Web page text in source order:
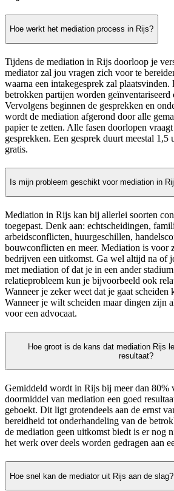
Hoe werkt het mediation process in Rijs?
Tijdens de mediation in Rijs doorloop je
mediator zal jou vragen zich voor te
waarna een intakegesprek zal
betrokken partijen worden geïnventariseerd
Vervolgens beginnen de gesprekken en
wordt de mediation afgerond door alle
papier te zetten. Alle fasen doorlopen
gesprekken. Een gesprek duurt meestal 1,5
gratis.
Is mijn probleem geschikt voor mediation in
Mediation in Rijs kan bij allerlei soorten
toegepast. Denk aan: echtscheidingen,
arbeidsconflicten, huurgeschillen,
bouwconflicten en meer. Mediation is voor
bedrijven een uitkomst. Ga wel altijd na of
met mediation of dat je in een ander
relatieprobleem kun je bijvoorbeeld ook
Wanneer je zeker weet dat je gaat scheiden
Wanneer je wilt scheiden maar dingen zijn
voor een advocaat.
Hoe groot is de kans dat mediation Rijs
resultaat?
Gemiddeld wordt in Rijs bij meer dan 80%
doormiddel van mediation een goed
geboekt. Dit ligt grotendeels aan de ernst
bereidheid tot onderhandeling van de
de mediation geen uitkomst biedt is er nog
het werk over deels worden gedragen aan
Hoe snel kan de mediator uit Rijs aan de slag?